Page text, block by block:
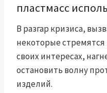
пластмасс
В разгар кризиса,
некоторые
своих интересах,
остановить волну
изделий.